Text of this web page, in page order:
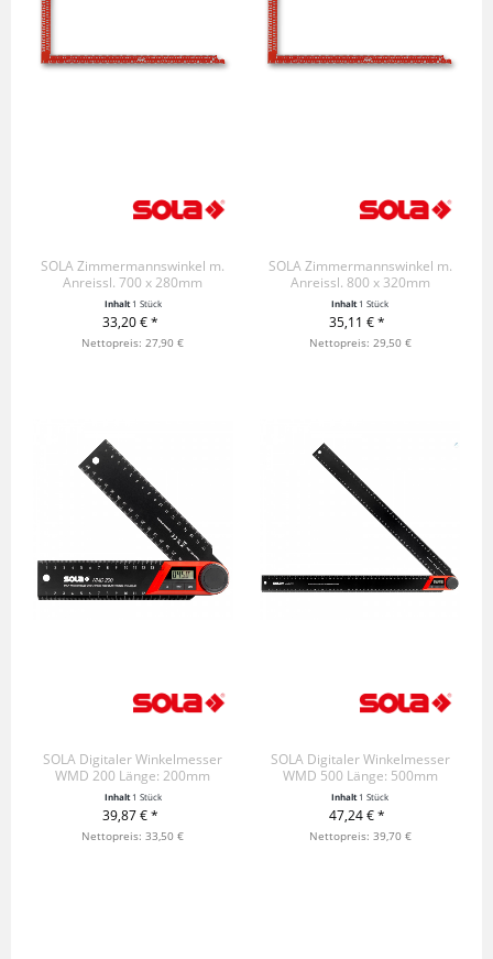
SOLA Zimmermannswinkel m.
Anreissl. 700 x 280mm
Inhalt 1 Stück
33,20 € *
+ IN DEN WARENKORB
Nettopreis: 27,90 €
SOLA Zimmermannswinkel m.
Anreissl. 800 x 320mm
Inhalt 1 Stück
35,11 € *
+ IN DEN WARENKORB
Nettopreis: 29,50 €
SOLA Digitaler Winkelmesser
WMD 200 Länge: 200mm
Inhalt 1 Stück
39,87 € *
+ IN DEN WARENKORB
Nettopreis: 33,50 €
SOLA Digitaler Winkelmesser
WMD 500 Länge: 500mm
Inhalt 1 Stück
47,24 € *
+ IN DEN WARENKORB
Nettopreis: 39,70 €